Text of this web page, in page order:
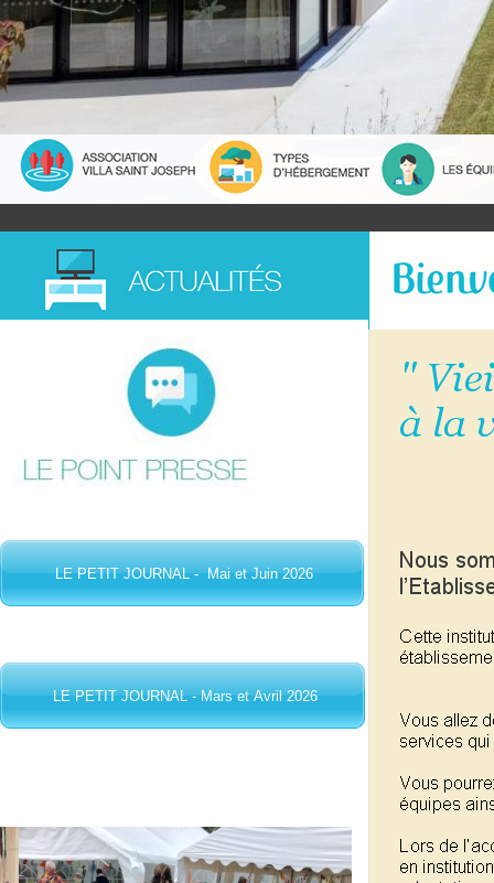
LE PETIT JOURNAL - Mars et Avril 2026
LE PETIT JOURNAL - Mai et Juin 2026